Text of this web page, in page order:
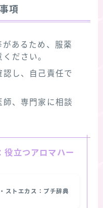
項
あるため、服薬
ださい。
し、自己責任で
、専門家に相談
役立つアロマハー
ストエカス：プチ辞典